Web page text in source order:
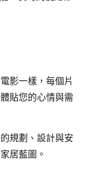
影一樣，每個片
貼您的心情與需
規劃、設計與安
居藍圖。